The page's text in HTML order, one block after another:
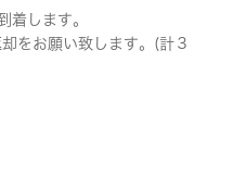
着します。
却をお願い致します。(計３